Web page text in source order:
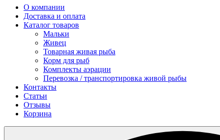
О компании
Доставка и оплата
Каталог товаров
Мальки
Живец
Товарная живая рыба
Корм для рыб
Комплекты аэрации
Перевозка / транспортировка живой рыбы
Контакты
Статьи
Отзывы
Корзина